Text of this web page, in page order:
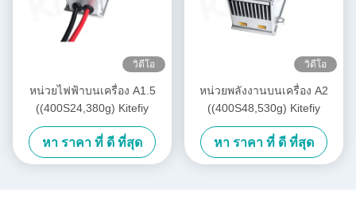
วิดีโอ
หน่วยไฟฟ้าบนเครื่อง A1.5
((400S24,380g) Kitefiy
หา ราคา ที่ ดี ที่สุด
วิดีโอ
หน่วยพลังงานบนเครื่อง A2
((400S48,530g) Kitefiy
หา ราคา ที่ ดี ที่สุด